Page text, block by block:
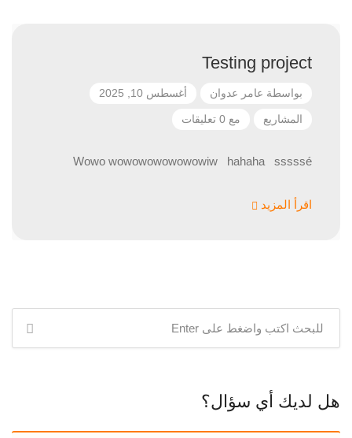
Testing project
بواسطة عامر عدوان أغسطس 10, 2025
المشاريع مع 0 تعليقات
Wowo wowowowowowowiw hahaha sssssé
اقرأ المزيد
هل لديك أي سؤال؟